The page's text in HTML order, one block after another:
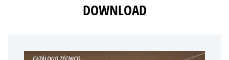
DOWNLOAD